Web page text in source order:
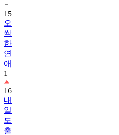
15
오
싹
한
연
애
1
16
내
일
도
출